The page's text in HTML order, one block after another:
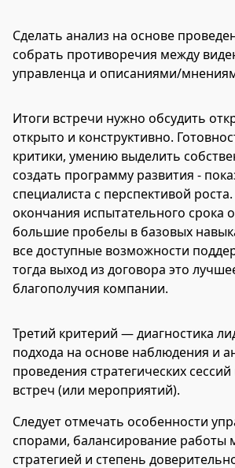
Сделать анализ на основе
собрать противоречия между
управленца и описаниями/
Итоги встречи нужно обсудить
открыто и конструктивно.
критики, умению выделить
создать программу развития -
специалиста с перспективой
окончания испытательного срока
большие пробелы в базовых
все доступные возможности
тогда выход из договора это
благополучия компании.
Третий критерий — диагностика
подхода на основе наблюдения и
проведения стратегических
встреч (или мероприятий).
Следует отмечать особенности
спорами, балансирование работы
стратегией и степень